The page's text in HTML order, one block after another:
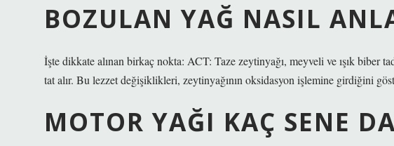
BOZULAN YAĞ NASIL
İşte dikkate alınan birkaç nokta: ACT: Taze zeytinyağı, meyveli ve ışık biber
tat alır. Bu lezzet değişiklikleri, zeytinyağının oksidasyon işlemine girdiğini
MOTOR YAĞI KAÇ SENE